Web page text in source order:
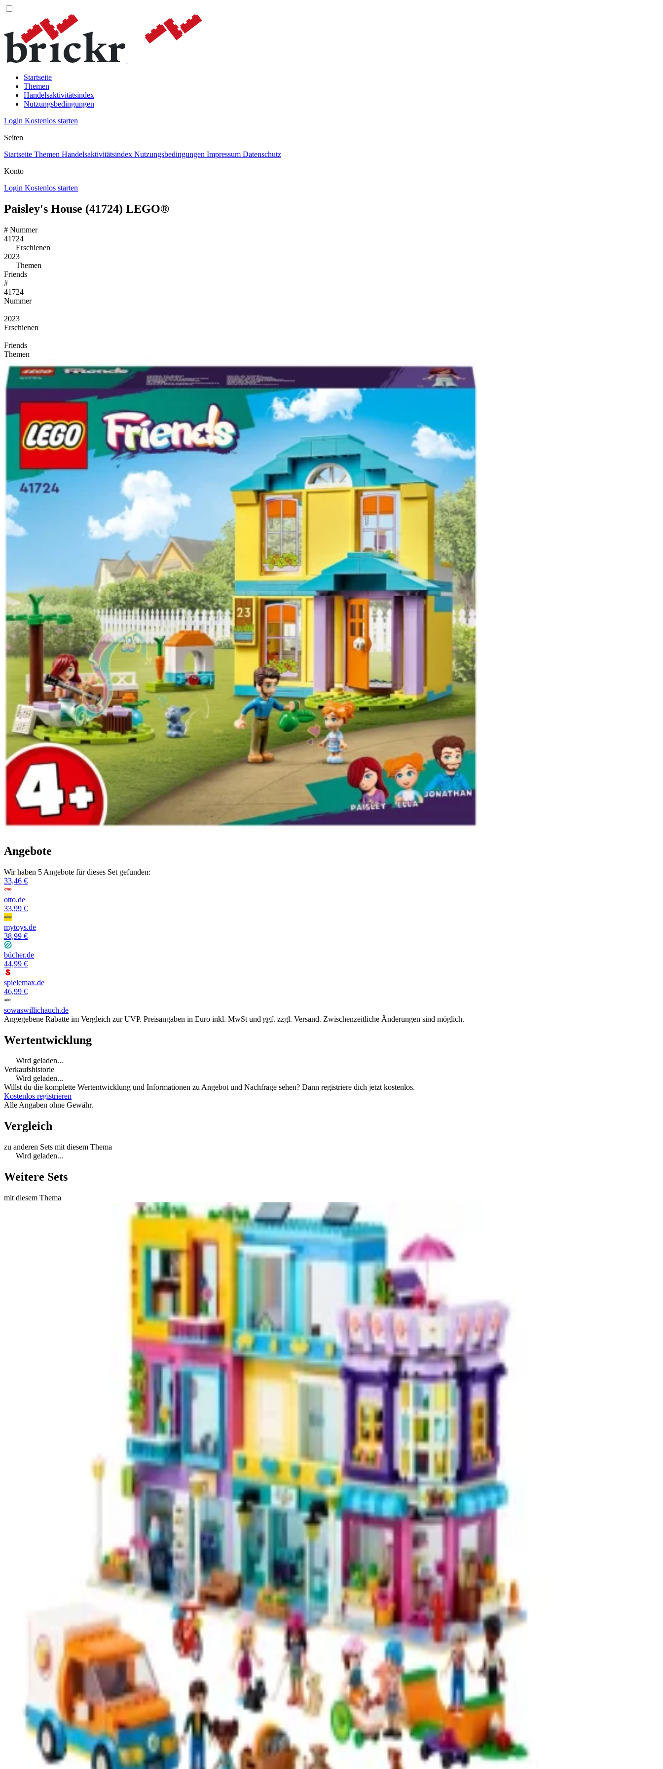
Startseite
Themen
Handelsaktivitätsindex
Nutzungsbedingungen
Login Kostenlos starten
Seiten
Startseite Themen Handelsaktivitätsindex Nutzungsbedingungen Impressum Datenschutz
Konto
Login Kostenlos starten
Paisley's House (41724) LEGO®
# Nummer
41724
Erschienen
2023
Themen
Friends
#
41724
Nummer
2023
Erschienen
Friends
Themen
Angebote
Wir haben 5 Angebote für dieses Set gefunden:
33,46 €
otto.de
33,99 €
mytoys.de
38,99 €
bücher.de
44,99 €
spielemax.de
46,99 €
sowaswillichauch.de
Angegebene Rabatte im Vergleich zur UVP. Preisangaben in Euro inkl. MwSt und ggf. zzgl. Versand. Zwischenzeitliche Änderungen sind möglich.
Wertentwicklung
Wird geladen...
Verkaufshistorie
Wird geladen...
Willst du die komplette Wertentwicklung und Informationen zu Angebot und Nachfrage sehen? Dann registriere dich jetzt kostenlos.
Kostenlos registrieren
Alle Angaben ohne Gewähr.
Vergleich
zu anderen Sets mit diesem Thema
Wird geladen...
Weitere Sets
mit diesem Thema